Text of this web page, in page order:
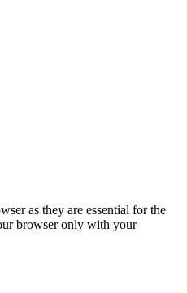
as they are essential for the
browser only with your